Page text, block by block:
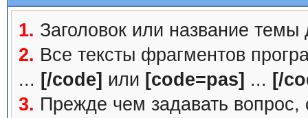
1. Заголовок или название
2. Все тексты фрагментов
... [/code] или [code=pas] ... [/
3. Прежде чем задавать вопрос,